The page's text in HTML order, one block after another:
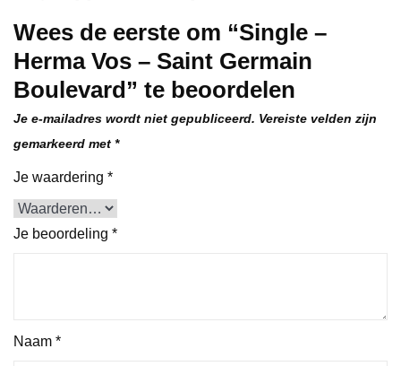
Wees de eerste om “Single –
Herma Vos – Saint Germain
Boulevard” te beoordelen
Je e-mailadres wordt niet gepubliceerd. Vereiste velden zijn
gemarkeerd met *
Je waardering *
Je beoordeling *
Naam *